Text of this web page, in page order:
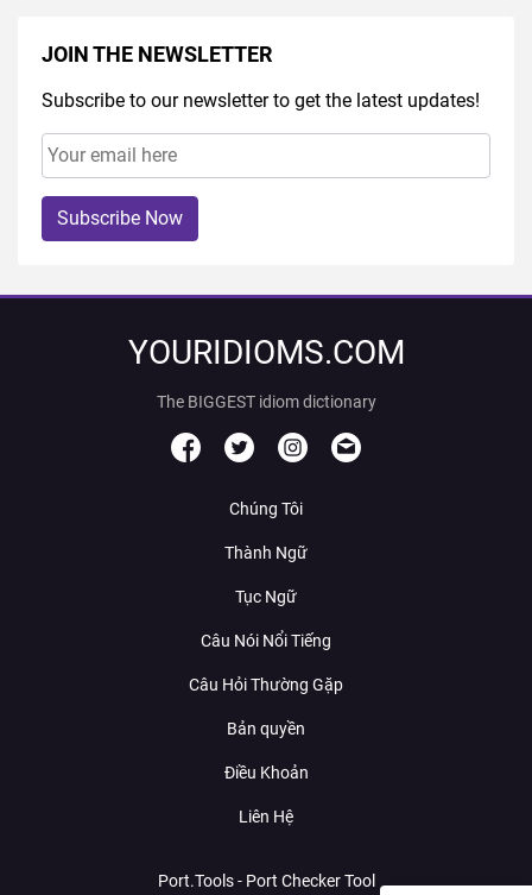
JOIN THE NEWSLETTER
Subscribe to our newsletter to get the latest updates!
Subscribe Now
YOURIDIOMS.COM
The BIGGEST idiom dictionary
Chúng Tôi
Thành Ngữ
Tục Ngữ
Câu Nói Nổi Tiếng
Câu Hỏi Thường Gặp
Bản quyền
Điều Khoản
Liên Hệ
Port.Tools - Port Checker Tool